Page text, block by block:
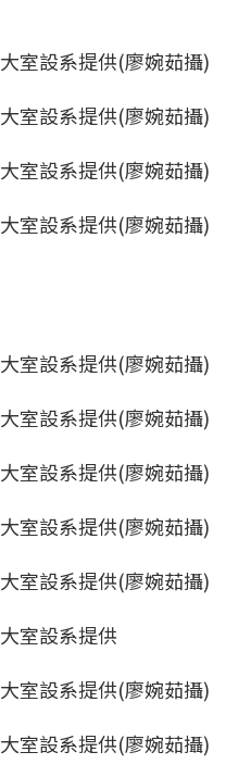
室設系提供(廖婉茹攝)
室設系提供(廖婉茹攝)
室設系提供(廖婉茹攝)
室設系提供(廖婉茹攝)
室設系提供(廖婉茹攝)
室設系提供(廖婉茹攝)
室設系提供(廖婉茹攝)
室設系提供(廖婉茹攝)
室設系提供(廖婉茹攝)
室設系提供
室設系提供(廖婉茹攝)
室設系提供(廖婉茹攝)